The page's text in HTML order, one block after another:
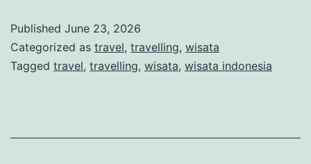
Destinasi
Anti-
Liburan
Published June 23, 2026
Categorized as travel, travelling, wisata
Tagged travel, travelling, wisata, wisata indonesia